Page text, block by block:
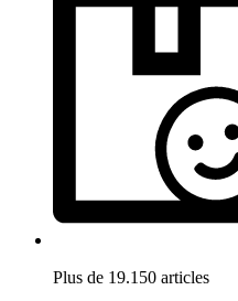
Plus de 19.150 articles